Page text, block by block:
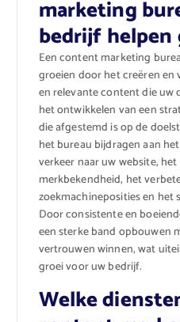
marketing
bedrijf helpen
Een content marketing
groeien door het creëren en
en relevante content die uw
het ontwikkelen van een
die afgestemd is op de
het bureau bijdragen aan
verkeer naar uw website,
merkbekendheid, het
zoekmachineposities en het
Door consistente en
een sterke band opbouwen
vertrouwen winnen, wat
groei voor uw bedrijf.
Welke